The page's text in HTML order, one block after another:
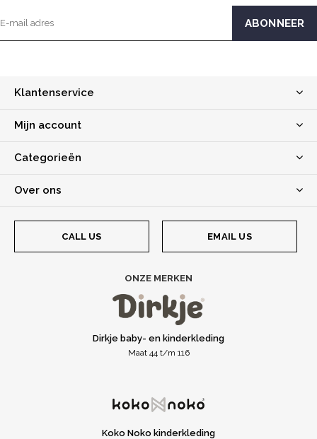
Klantenservice
Mijn account
Categorieën
Over ons
CALL US EMAIL US
ONZE MERKEN
Dirkje baby- en kinderkleding
Maat 44 t/m 116
Koko Noko kinderkleding